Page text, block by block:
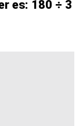
es: 180 ÷ 3